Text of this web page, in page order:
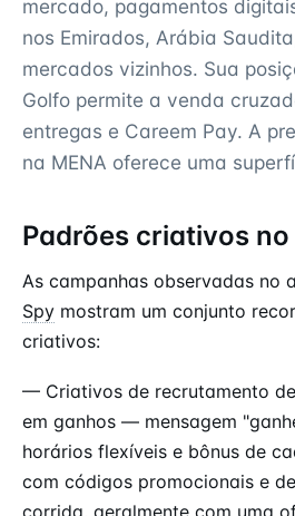
mercado, pagamentos
nos Emirados, Arábia
mercados vizinhos. Sua
Golfo permite a venda
entregas e Careem Pay. A
na MENA oferece uma
Padrões criativos no
As campanhas observadas no
Spy mostram um conjunto
criativos:
— Criativos de recrutamento
em ganhos — mensagem
horários flexíveis e bônus de
com códigos promocionais e
corrida, geralmente com uma